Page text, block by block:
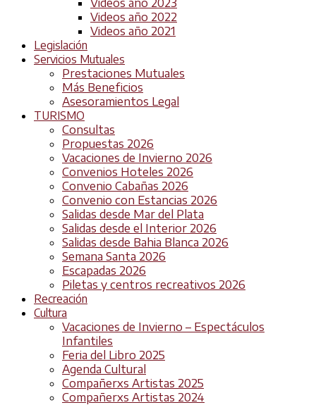
Videos año 2023
Videos año 2022
Videos año 2021
Legislación
Servicios Mutuales
Prestaciones Mutuales
Más Beneficios
Asesoramientos Legal
TURISMO
Consultas
Propuestas 2026
Vacaciones de Invierno 2026
Convenios Hoteles 2026
Convenio Cabañas 2026
Convenio con Estancias 2026
Salidas desde Mar del Plata
Salidas desde el Interior 2026
Salidas desde Bahia Blanca 2026
Semana Santa 2026
Escapadas 2026
Piletas y centros recreativos 2026
Recreación
Cultura
Vacaciones de Invierno – Espectáculos
Infantiles
Feria del Libro 2025
Agenda Cultural
Compañerxs Artistas 2025
Compañerxs Artistas 2024